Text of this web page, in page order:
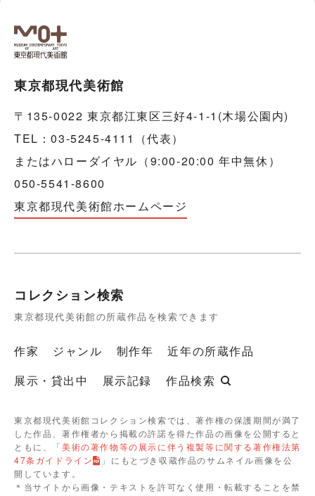
東京都現代美術館
〒135-0022 東京都江東区三好4-1-1(木場公園内)
TEL：03-5245-4111（代表）
またはハローダイヤル（9:00-20:00 年中無休）
050-5541-8600
東京都現代美術館ホームページ
コレクション検索
東京都現代美術館の所蔵作品を検索できます
作家 ジャンル 制作年
近年の所蔵作品
展示・貸出中
展示記録 作品検索
東京都現代美術館コレクション検索では、著作権の保護期間が満了
した作品、著作権者から掲載の許諾を得た作品の画像を公開すると
ともに、「美術の著作物等の展示に伴う複製等に関する著作権法第
47条ガイドライン
」にもとづき収蔵作品のサムネイル画像を公
開しています。
＊当サイトから画像・テキストを許可なく使用・転載することを禁